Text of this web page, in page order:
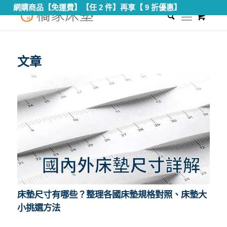
網購商品【免運費】【任 2 件】再享【 9 折優惠】
您現在的位置： 首頁 /IKEA床墊尺寸
文章
床墊尺寸有哪些？整理各國床墊規格對照、床墊大
小挑選方法